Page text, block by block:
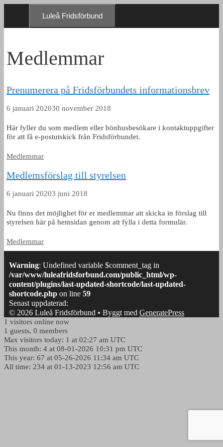
Luleå Fridsförbund
Medlemmar
Prenumerera på Fridsförbundets informationsbrev
6 januari 202030 november 2018
Här fyller du som medlem eller bönhusbesökare i kontaktuppgifter
för att få e-postutskick från Fridsförbundet.
Kategorier
Medlemmar
Medlemsförslag till styrelsen
6 januari 20203 juni 2018
Nu finns det möjlighet för er medlemmar att skicka in förslag till
styrelsen här på hemsidan genom att fylla i detta formulär.
Kategorier
Medlemmar
Warning: Undefined variable $comment_tag in
/var/www/luleafridsforbund.com/public_html/wp-
content/plugins/last-updated-shortcode/last-updated-
shortcode.php on line 59
Senast uppdaterad:
© 2026 Luleå Fridsförbund • Byggt med GeneratePress
1 visitors online now
1 guests, 0 members
Max visitors today: 1 at 02:27 am UTC
This month: 4 at 08-01-2026 10:31 pm UTC
This year: 67 at 05-26-2026 11:34 am UTC
All time: 234 at 01-13-2023 12:56 am UTC